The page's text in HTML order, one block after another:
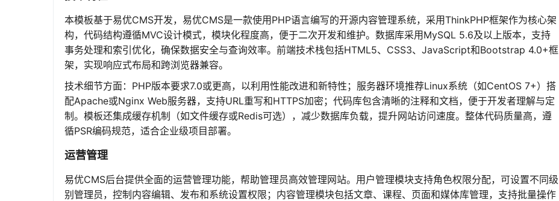
本模板基于易优CMS开发，易优CMS是一款使用PHP语言编写的开源内容管理系统，采用ThinkPHP框架作为核心架
构，代码结构遵循MVC设计模式，模块化程度高，便于二次开发和维护。数据库采用MySQL 5.6及以上版本，支持
事务处理和索引优化，确保数据安全与查询效率。前端技术栈包括HTML5、CSS3、JavaScript和Bootstrap 4.0+框
架，实现响应式布局和跨浏览器兼容。
技术细节方面：PHP版本要求7.0或更高，以利用性能改进和新特性；服务器环境推荐Linux系统（如CentOS 7+）搭
配Apache或Nginx Web服务器，支持URL重写和HTTPS加密；代码库包含清晰的注释和文档，便于开发者理解与定
制。模板还集成缓存机制（如文件缓存或Redis可选），减少数据库负载，提升网站访问速度。整体代码质量高，遵
循PSR编码规范，适合企业级项目部署。
运营管理
易优CMS后台提供全面的运营管理功能，帮助管理员高效管理网站。用户管理模块支持角色权限分配，可设置不同级
别管理员，控制内容编辑、发布和系统设置权限；内容管理模块包括文章、课程、页面和媒体库管理，支持批量操作